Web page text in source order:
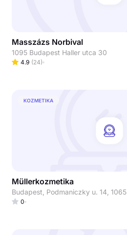
Masszázs Norbival
1095 Budapest Haller utca 30
4.9 (24)
KOZMETIKA
Müllerkozmetika
Budapest, Podmaniczky u. 14, 1065
0